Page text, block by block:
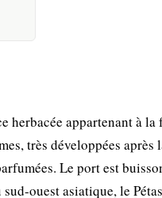
herbacée appartenant à
très développées après
Le port est
ouest asiatique, le